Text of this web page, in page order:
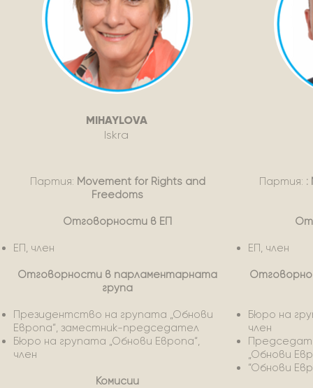
MIHAYLOVA
Iskra
Партия: Movement for Rights and
Freedoms
Отговорности в ЕП
ЕП, член
Отговорности в парламентарната
група
Президентство на групата „Обнови
Европа“, заместник-председател
Бюро на групата „Обнови Европа“,
член
Комисии
Партия: :
ЕП, член
Бюро на
член
„Обнови
“Обнови